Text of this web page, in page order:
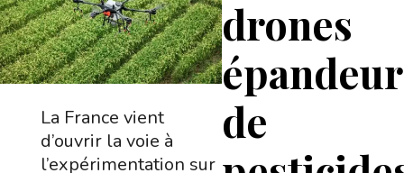
drones
de
La France vient
d’ouvrir la voie à
l’expérimentation sur